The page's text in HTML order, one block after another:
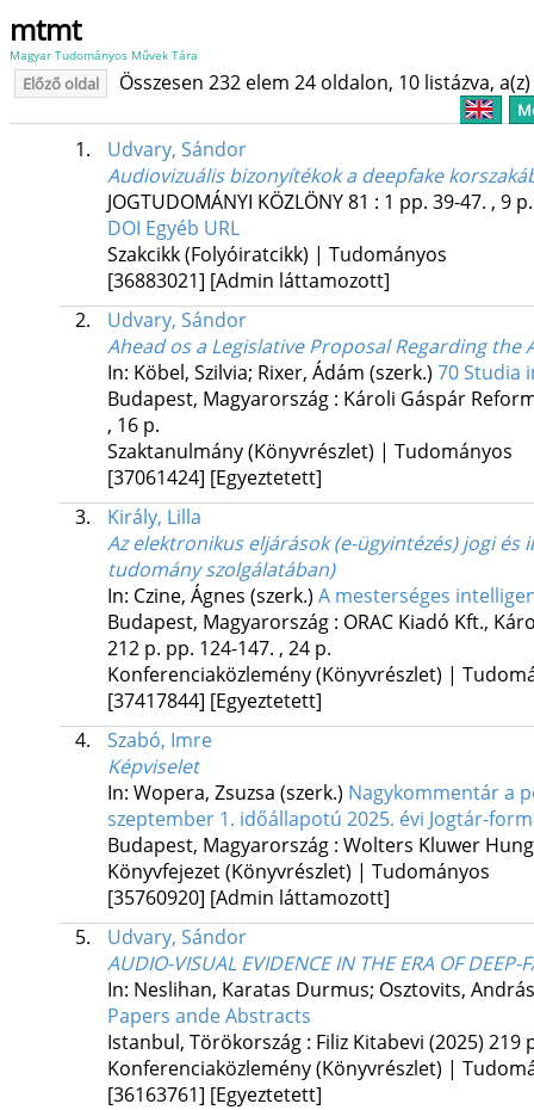
mtmt
Magyar Tudományos Művek Tára
Előző oldal Összesen 232 elem 24 oldalon, 10 listázva,
1.
Udvary, Sándor
Audiovizuális bizonyítékok a deepfake
JOGTUDOMÁNYI KÖZLÖNY81 : 1 pp. 39-47. , 9
DOI Egyéb URL
Szakcikk (Folyóiratcikk) | Tudományos
[36883021] [Admin láttamozott]
2.
Udvary, Sándor
Ahead os a Legislative Proposal Regarding the
In: Köbel, Szilvia; Rixer, Ádám (szerk.) 70 Studia
Budapest, Magyarország : Károli Gáspár
, 16 p.
Szaktanulmány (Könyvrészlet) | Tudományos
[37061424] [Egyeztetett]
3.
Király, Lilla
Az elektronikus eljárások (e-ügyintézés) jogi
tudomány szolgálatában)
In: Czine, Ágnes (szerk.) A mesterséges
Budapest, Magyarország : ORAC Kiadó Kft.,
212 p. pp. 124-147. , 24 p.
Konferenciaközlemény (Könyvrészlet) |
[37417844] [Egyeztetett]
4.
Szabó, Imre
Képviselet
In: Wopera, Zsuzsa (szerk.) Nagykommentár a
szeptember 1. időállapotú 2025. évi Jogtár-
Budapest, Magyarország : Wolters Kluwer
Könyvfejezet (Könyvrészlet) | Tudományos
[35760920] [Admin láttamozott]
5.
Udvary, Sándor
AUDIO-VISUAL EVIDENCE IN THE ERA OF DEEP-
In: Neslihan, Karatas Durmus; Osztovits,
Papers ande Abstracts
Istanbul, Törökország : Filiz Kitabevi (2025) 219
Konferenciaközlemény (Könyvrészlet) |
[36163761] [Egyeztetett]